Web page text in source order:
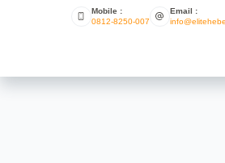
Mobile :
0812-8250-007
Email :